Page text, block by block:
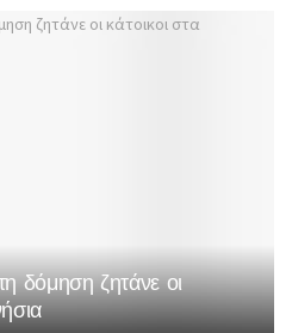
δόμηση ζητάνε οι